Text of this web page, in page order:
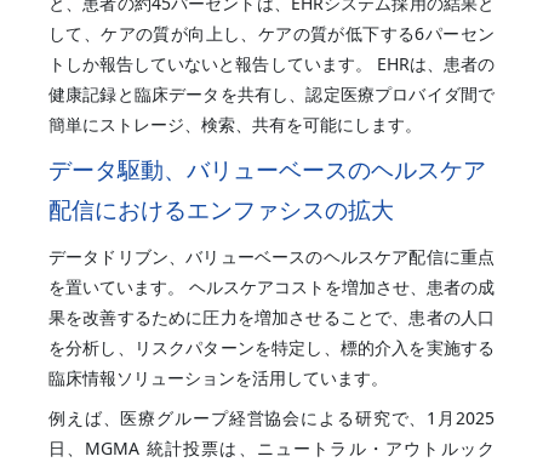
して、ケアの質が向上し、ケアの質が低下する6パーセン
トしか報告していないと報告しています。 EHRは、患者の
健康記録と臨床データを共有し、認定医療プロバイダ間で
簡単にストレージ、検索、共有を可能にします。
データ駆動、バリューベースのヘルスケア
配信におけるエンファシスの拡大
データドリブン、バリューベースのヘルスケア配信に重点
を置いています。 ヘルスケアコストを増加させ、患者の成
果を改善するために圧力を増加させることで、患者の人口
を分析し、リスクパターンを特定し、標的介入を実施する
臨床情報ソリューションを活用しています。
例えば、医療グループ経営協会による研究で、1月2025
日、MGMA 統計投票は、ニュートラル・アウトルック